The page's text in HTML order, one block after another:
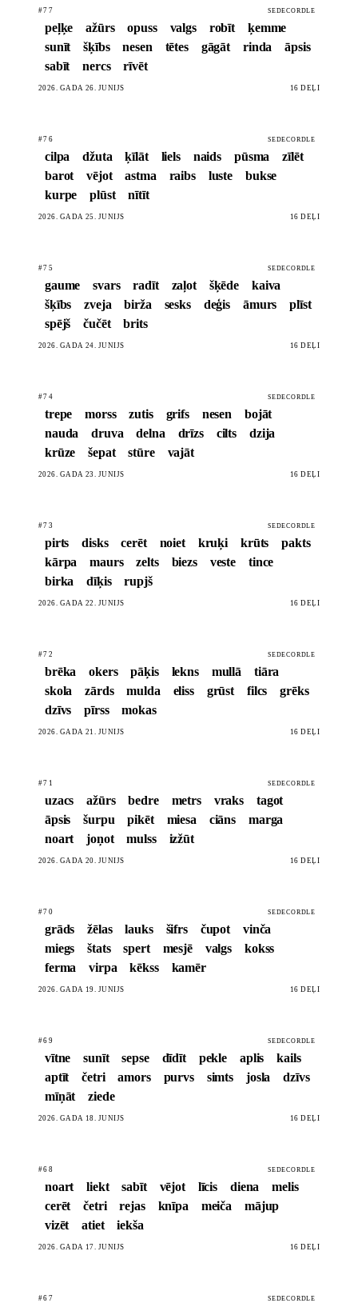
#77 SEDECORDLE
peļķe ažūrs opuss valgs robīt
ķemme
sunīt
šķībs nesen tētes gāgāt rinda
āpsis
sabīt
nercs rīvēt
2026. GADA 26. JŪNIJS 16 DĒĻI
#76 SEDECORDLE
cilpa džuta ķīlāt liels naids pūsma
zīlēt
barot
vējot astma raibs luste
bukse
kurpe
plūst nītīt
2026. GADA 25. JŪNIJS 16 DĒĻI
#75 SEDECORDLE
gaume svars radīt zaļot šķēde
kaiva
šķībs
zveja birža sesks deģis āmurs
plīst
spējš
čučēt brits
2026. GADA 24. JŪNIJS 16 DĒĻI
#74 SEDECORDLE
trepe morss zutis grifs nesen
bojāt
nauda
druva delna drīzs cilts
dzija
krūze
šepat stūre vajāt
2026. GADA 23. JŪNIJS 16 DĒĻI
#73 SEDECORDLE
pirts disks cerēt noiet kruķi krūts
pakts
kārpa
maurs zelts biezs veste
tince
birka
dīķis rupjš
2026. GADA 22. JŪNIJS 16 DĒĻI
#72 SEDECORDLE
brēka okers pāķis lekns mullā
tiāra
skola
zārds mulda eliss grūst filcs
grēks
dzīvs
pīrss mokas
2026. GADA 21. JŪNIJS 16 DĒĻI
#71 SEDECORDLE
uzacs ažūrs bedre metrs vraks
tagot
āpsis
šurpu pikēt miesa ciāns
marga
noart
joņot mulss izžūt
2026. GADA 20. JŪNIJS 16 DĒĻI
#70 SEDECORDLE
grāds žēlas lauks šifrs čupot
vinča
miegs
štats spert mesjē valgs
kokss
ferma
virpa kēkss kamēr
2026. GADA 19. JŪNIJS 16 DĒĻI
#69 SEDECORDLE
vītne sunīt sepse dīdīt pekle aplis
kails
aptīt
četri amors purvs simts josla
dzīvs
mīņāt
ziede
2026. GADA 18. JŪNIJS 16 DĒĻI
#68 SEDECORDLE
noart liekt sabīt vējot līcis diena
melis
cerēt
četri rejas knīpa meiča
mājup
vizēt
atiet iekša
2026. GADA 17. JŪNIJS 16 DĒĻI
#67 SEDECORDLE